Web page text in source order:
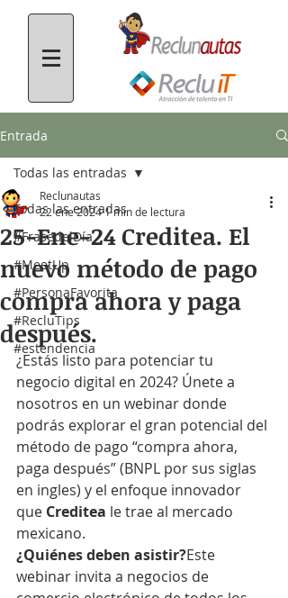
Entrada
Todas las entradas
#FrasedelDía
#MeetUp
#PersonaFavorita
#RecluTips
#estendencia
Todas las entradas
25-Ene-24 Creditea. El
nuevo método de pago
compra ahora y paga
después.
Reclunautas
22 ene 2024 1 min de lectura
¿Estás listo para potenciar tu
negocio digital en 2024? Únete a
nosotros en un webinar donde
podrás explorar el gran potencial del
método de pago “compra ahora,
paga después” (BNPL por sus siglas
en ingles) y el enfoque innovador
que Creditea le trae al mercado
mexicano.
¿Quiénes deben asistir?Este
webinar invita a negocios de